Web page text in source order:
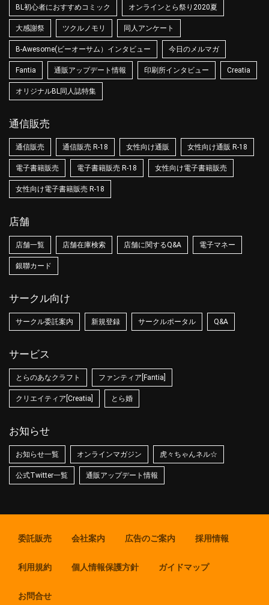
BL初心者におすすめコミック オンラインとら祭り2020夏
大感謝祭 ツクルノモリ 同人アンケート
B-Awesome(ビーオーサム）インタビュー 今日のメルマガ
Fantia 通販アップデート情報 印刷所インタビュー Creatia
オリジナルBL同人誌特集
通信販売
通信販売 通信販売 R-18 女性向け通販 女性向け通販 R-18
電子書籍販売 電子書籍販売 R-18 女性向け電子書籍販売
女性向け電子書籍販売 R-18
店舗
店舗一覧 店舗在庫検索 店舗に関するQ&A 電子マネー
銀聯カード
サークル向け
サークル委託案内 新規登録 サークルポータル Q&A
サービス
とらのあなクラフト ファンティア[Fantia]
クリエイティア[Creatia] とら婚
お知らせ
お知らせ一覧 オンラインマガジン 虎々ちゃんネル☆
公式Twitter一覧 通販アップデート情報
委託販売 会社案内 広告のご案内 採用情報
利用規約 個人情報保護方針 ガイドマップ
お問合せ